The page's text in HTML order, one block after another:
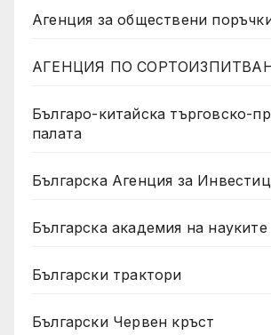
Агенция за обществени
АГЕНЦИЯ ПО
Българо-китайска търговско-
палата
Българска Агенция за
Българска академия на науките
Български трактори
Български Червен кръст